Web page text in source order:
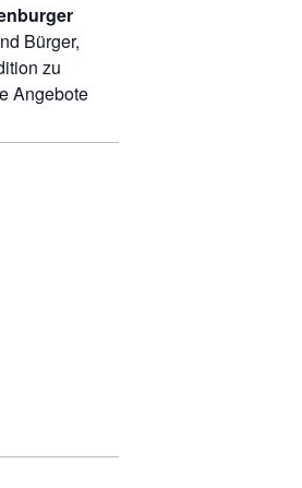
Bürger,
zu
Angebote